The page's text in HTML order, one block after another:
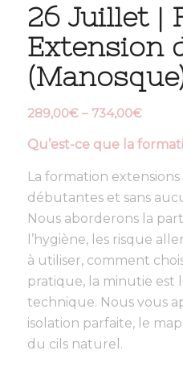
26 Juillet |
Extension
289,00€– 734,00€
Qu’est-ce que la
La formation extensions
débutantes et sans
Nous aborderons la
l’hygiène, les risque
à utiliser, comment
pratique, la minutie est
technique. Nous vous
isolation parfaite, le
du cils naturel.